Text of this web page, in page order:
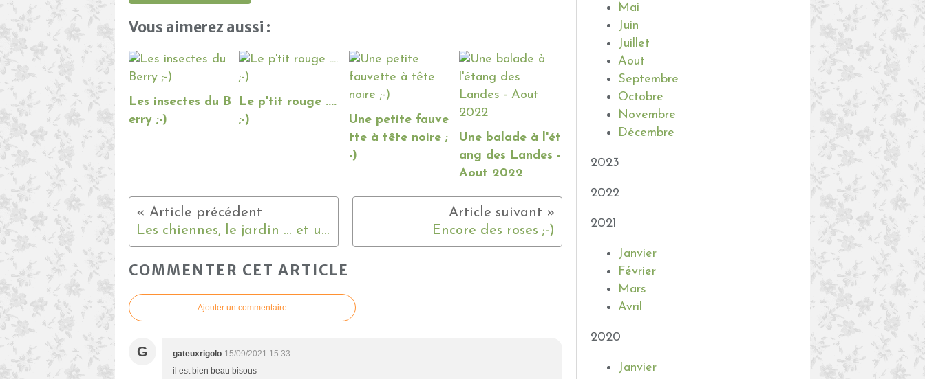
Vous aimerez aussi :
Les insectes du B
erry ;-)
Le p'tit rouge ....
;-)
Une petite fauve
tte à tête noire ;
-)
Une balade à l'ét
ang des Landes -
Aout 2022
Les chiennes, le jardin ... et une surprise ;-) Encore des roses ;-)
COMMENTER CET ARTICLE
Ajouter un commentaire
G gateuxrigolo 15/09/2021 15:33
il est bien beau bisous
Mai
Juin
Juillet
Aout
Septembre
Octobre
Novembre
Décembre
2023
2022
2021
Janvier
Février
Mars
Avril
2020
Janvier